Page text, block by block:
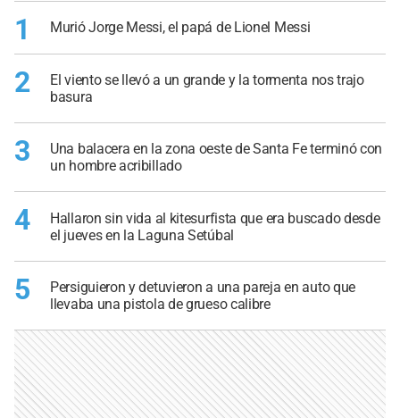
1 Murió Jorge Messi, el papá de Lionel Messi
2
El viento se llevó a un grande y la tormenta nos trajo
basura
3
Una balacera en la zona oeste de Santa Fe terminó con
un hombre acribillado
4
Hallaron sin vida al kitesurfista que era buscado desde
el jueves en la Laguna Setúbal
5
Persiguieron y detuvieron a una pareja en auto que
llevaba una pistola de grueso calibre